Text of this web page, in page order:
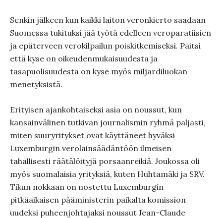
Senkin jälkeen kun kaikki laiton veronkierto saadaan
Suomessa tukituksi jää työtä edelleen veroparatiisien
ja epäterveen verokilpailun poiskitkemiseksi. Paitsi
että kyse on oikeudenmukaisuudesta ja
tasapuolisuudesta on kyse myös miljardiluokan
menetyksistä.
Erityisen ajankohtaiseksi asia on noussut, kun
kansainvälinen tutkivan journalismin ryhmä paljasti,
miten suuryritykset ovat käyttäneet hyväksi
Luxemburgin verolainsäädäntöön ilmeisen
tahallisesti räätälöityjä porsaanreikiä. Joukossa oli
myös suomalaisia yrityksiä, kuten Huhtamäki ja SRV.
Tikun nokkaan on nostettu Luxemburgin
pitkäaikaisen pääministerin paikalta komission
uudeksi puheenjohtajaksi noussut Jean-Claude